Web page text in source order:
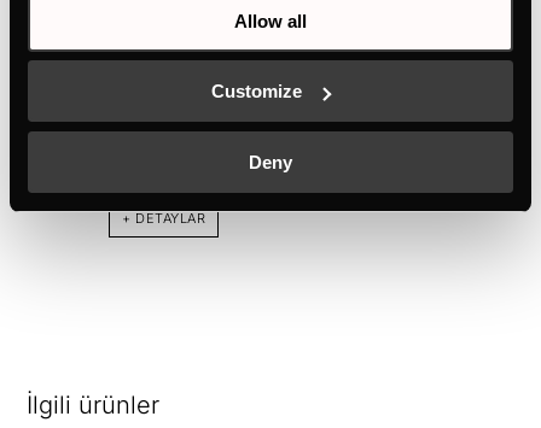
Allow all
Customize
Deny
VKI3850.0SR
1 esnek bölgeli 30cm VarioLine indüksiyonlu ocak
+ DETAYLAR
İlgili ürünler